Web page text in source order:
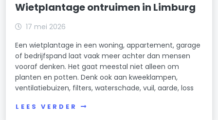
Wietplantage ontruimen in Limburg
17 mei 2026
Een wietplantage in een woning, appartement, garage
of bedrijfspand laat vaak meer achter dan mensen
vooraf denken. Het gaat meestal niet alleen om
planten en potten. Denk ook aan kweeklampen,
ventilatiebuizen, filters, waterschade, vuil, aarde, loss
LEES VERDER